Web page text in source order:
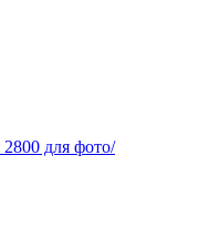
для фото/